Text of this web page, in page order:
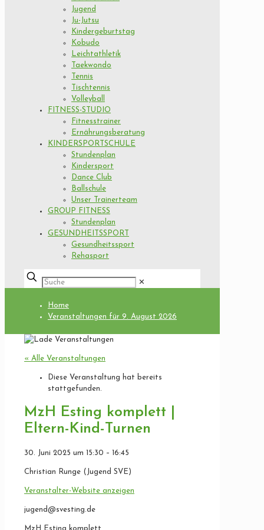
Jugend
Ju-Jutsu
Kindergeburtstag
Kobudo
Leichtathletik
Taekwondo
Tennis
Tischtennis
Volleyball
FITNESS-STUDIO
Fitnesstrainer
Ernährungsberatung
KINDERSPORTSCHULE
Stundenplan
Kindersport
Dance Club
Ballschule
Unser Trainerteam
GROUP FITNESS
Stundenplan
GESUNDHEITSSPORT
Gesundheitssport
Rehasport
✕
Home
Veranstaltungen für 9. August 2026
« Alle Veranstaltungen
Diese Veranstaltung hat bereits
stattgefunden.
MzH Esting komplett |
Eltern-Kind-Turnen
30. Juni 2025 um 15:30 – 16:45
Christian Runge (Jugend SVE)
Veranstalter-Website anzeigen
jugend@svesting.de
MzH Esting komplett